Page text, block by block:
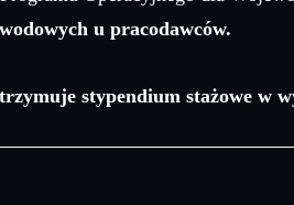
u pracodawców.
stypendium stażowe w